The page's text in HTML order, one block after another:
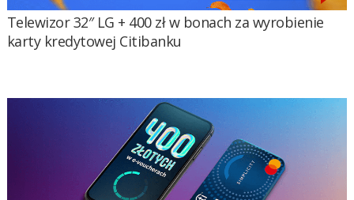
Telewizor 32″ LG + 400 zł w bonach za wyrobienie
karty kredytowej Citibanku